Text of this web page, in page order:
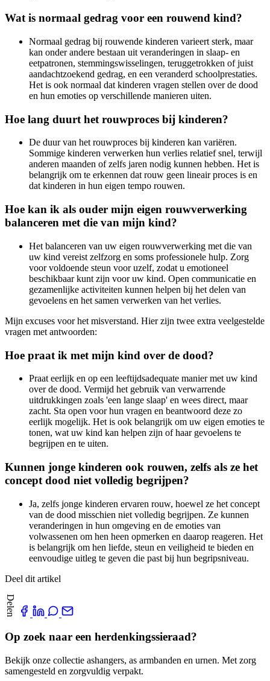
Wat is normaal gedrag voor een rouwend kind?
Normaal gedrag bij rouwende kinderen varieert sterk, maar
kan onder andere bestaan uit veranderingen in slaap- en
eetpatronen, stemmingswisselingen, teruggetrokken of juist
aandachtzoekend gedrag, en een veranderd schoolprestaties.
Het is ook normaal dat kinderen vragen stellen over de dood
en hun emoties op verschillende manieren uiten.
Hoe lang duurt het rouwproces bij kinderen?
De duur van het rouwproces bij kinderen kan variëren.
Sommige kinderen verwerken hun verlies relatief snel, terwijl
anderen maanden of zelfs jaren nodig kunnen hebben. Het is
belangrijk om te erkennen dat rouw geen lineair proces is en
dat kinderen in hun eigen tempo rouwen.
Hoe kan ik als ouder mijn eigen rouwverwerking
balanceren met die van mijn kind?
Het balanceren van uw eigen rouwverwerking met die van
uw kind vereist zelfzorg en soms professionele hulp. Zorg
voor voldoende steun voor uzelf, zodat u emotioneel
beschikbaar kunt zijn voor uw kind. Open communicatie en
gezamenlijke activiteiten kunnen helpen bij het delen van
gevoelens en het samen verwerken van het verlies.
Mijn excuses voor het misverstand. Hier zijn twee extra veelgestelde
vragen met antwoorden:
Hoe praat ik met mijn kind over de dood?
Praat eerlijk en op een leeftijdsadequate manier met uw kind
over de dood. Vermijd het gebruik van verwarrende
uitdrukkingen zoals 'een lange slaap' en wees direct, maar
zacht. Sta open voor hun vragen en beantwoord deze zo
eerlijk mogelijk. Het is ook belangrijk om uw eigen emoties te
tonen, wat uw kind kan helpen zijn of haar gevoelens te
begrijpen en te uiten.
Kunnen jonge kinderen ook rouwen, zelfs als ze het
concept dood niet volledig begrijpen?
Ja, zelfs jonge kinderen ervaren rouw, hoewel ze het concept
van de dood misschien niet volledig begrijpen. Ze kunnen
veranderingen in hun omgeving en de emoties van
volwassenen om hen heen opmerken en daarop reageren. Het
is belangrijk om hen liefde, steun en veiligheid te bieden en
eenvoudige uitleg te geven die past bij hun begripsniveau.
Deel dit artikel
Delen
Op zoek naar een herdenkingssieraad?
Bekijk onze collectie ashangers, as armbanden en urnen. Met zorg
samengesteld en zorgvuldig verpakt.